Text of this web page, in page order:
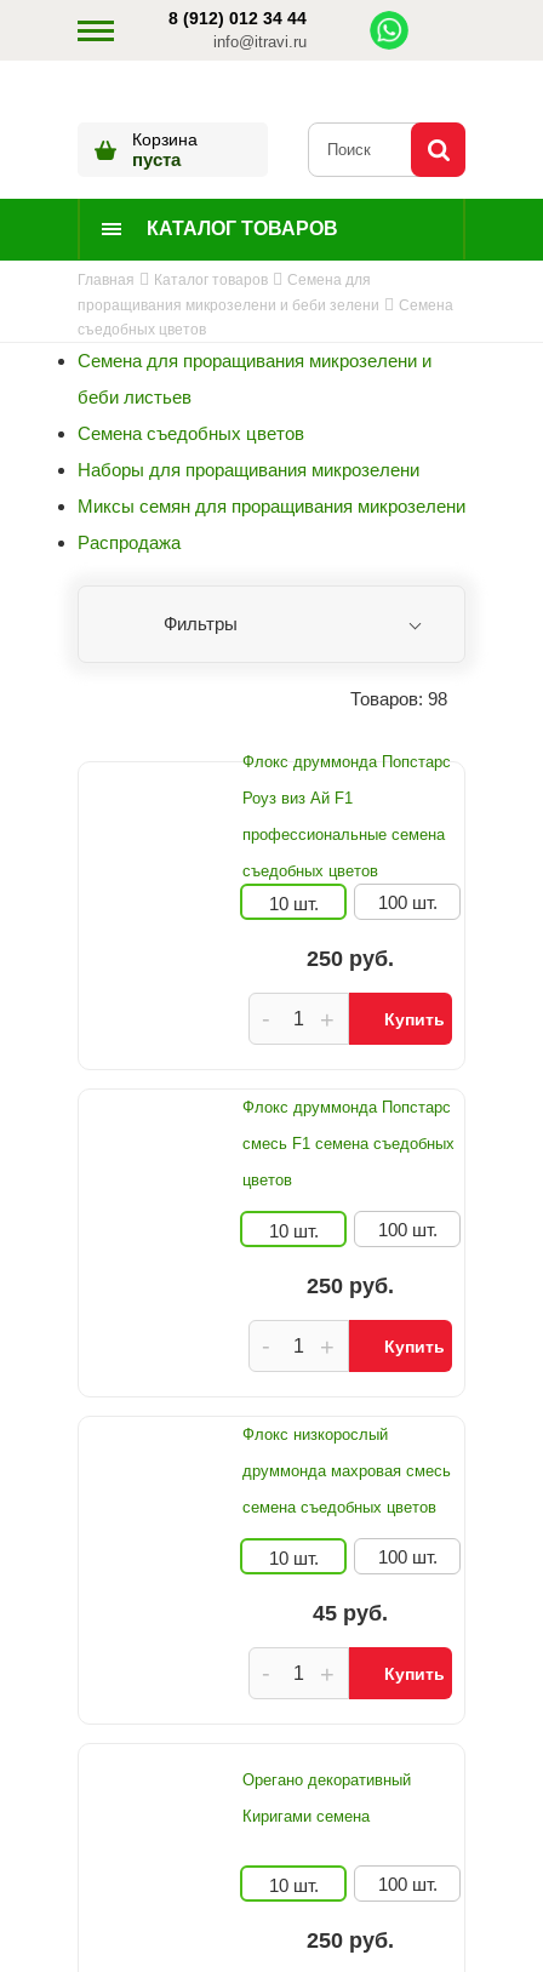
8 (912) 012 34 44
info@itravi.ru
Корзина
пуста
КАТАЛОГ ТОВАРОВ
Главная Каталог товаров
Семена для
проращивания микрозелени и беби зелени
Семена
съедобных цветов
Семена для проращивания микрозелени и
беби листьев
Семена съедобных цветов
Наборы для проращивания микрозелени
Миксы семян для проращивания микрозелени
Распродажа
Фильтры
Товаров: 98
Флокс друммонда Попстарс
Роуз виз Ай F1
профессиональные семена
съедобных цветов
10 шт. 100 шт.
250 руб.
+
- Купить
Флокс друммонда Попстарс
смесь F1 семена съедобных
цветов
10 шт. 100 шт.
250 руб.
+
- Купить
Флокс низкорослый
друммонда махровая смесь
семена съедобных цветов
10 шт. 100 шт.
45 руб.
+
- Купить
Орегано декоративный
Киригами семена
10 шт. 100 шт.
250 руб.